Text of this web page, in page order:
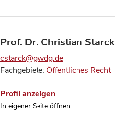
Prof. Dr. Christian Starck
cstarck@gwdg.de
Fachgebiete: Öffentliches Recht
Profil anzeigen
In eigener Seite öffnen